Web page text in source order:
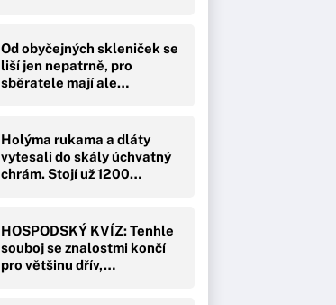
Od obyčejných skleniček se
liší jen nepatrně, pro
sběratele mají ale…
Holýma rukama a dláty
vytesali do skály úchvatný
chrám. Stojí už 1200…
HOSPODSKÝ KVÍZ: Tenhle
souboj se znalostmi končí
pro většinu dřív,…